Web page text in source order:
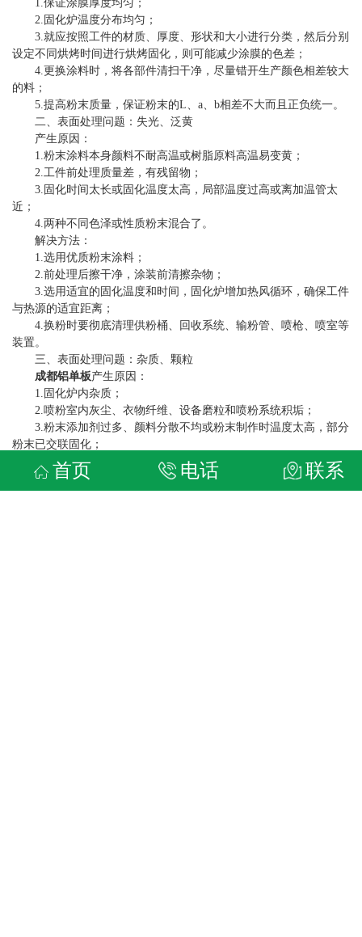
1.保证涂膜厚度均匀；
2.固化炉温度分布均匀；
3.就应按照工件的材质、厚度、形状和大小进行分类，然后分别
设定不同烘烤时间进行烘烤固化，则可能减少涂膜的色差；
4.更换涂料时，将各部件清扫干净，尽量错开生产颜色相差较大
的料；
5.提高粉末质量，保证粉末的L、a、b相差不大而且正负统一。
二、表面处理问题：失光、泛黄
产生原因：
1.粉末涂料本身颜料不耐高温或树脂原料高温易变黄；
2.工件前处理质量差，有残留物；
3.固化时间太长或固化温度太高，局部温度过高或离加温管太
近；
4.两种不同色泽或性质粉末混合了。
解决方法：
1.选用优质粉末涂料；
2.前处理后擦干净，涂装前清擦杂物；
3.选用适宜的固化温度和时间，固化炉增加热风循环，确保工件
与热源的适宜距离；
4.换粉时要彻底清理供粉桶、回收系统、输粉管、喷枪、喷室等
装置。
三、表面处理问题：杂质、颗粒
成都铝单板产生原因：
1.固化炉内杂质；
2.喷粉室内灰尘、衣物纤维、设备磨粒和喷粉系统积垢；
3.粉末添加剂过多、颜料分散不均或粉末制作时温度太高，部分
粉末已交联固化；
4.粉末涂料受潮堆积结块，喷出时雾化不好；
5.型材喷涂前表面有颗粒杂物；
首页 电话 联系